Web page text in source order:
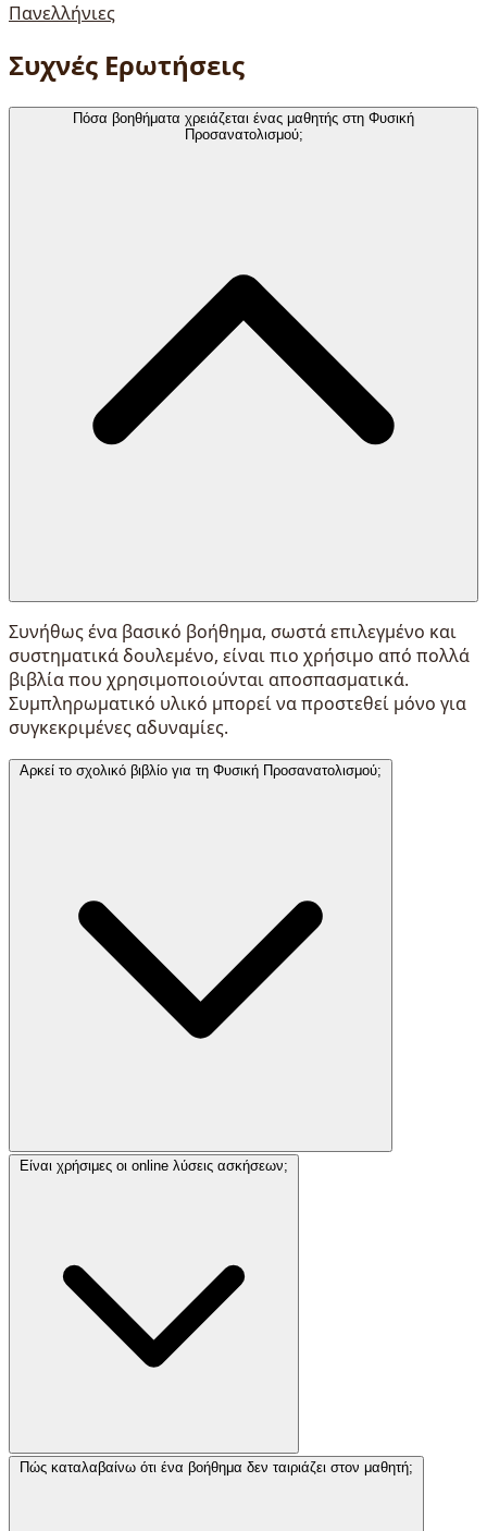
Πανελλήνιες
Συχνές Ερωτήσεις
Πόσα βοηθήματα χρειάζεται ένας μαθητής στη Φυσική
Προσανατολισμού;
Συνήθως ένα βασικό βοήθημα, σωστά επιλεγμένο και
συστηματικά δουλεμένο, είναι πιο χρήσιμο από πολλά
βιβλία που χρησιμοποιούνται αποσπασματικά.
Συμπληρωματικό υλικό μπορεί να προστεθεί μόνο για
συγκεκριμένες αδυναμίες.
Αρκεί το σχολικό βιβλίο για τη Φυσική Προσανατολισμού;
Είναι χρήσιμες οι online λύσεις ασκήσεων;
Πώς καταλαβαίνω ότι ένα βοήθημα δεν ταιριάζει στον μαθητή;